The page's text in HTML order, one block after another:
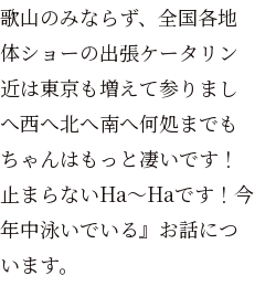
山のみならず、全国各地
ショーの出張ケータリン
は東京も増えて参りまし
西へ北へ南へ何処までも
ゃんはもっと凄いです！
まらないHa～Haです！今
中泳いでいる』お話につ
ます。